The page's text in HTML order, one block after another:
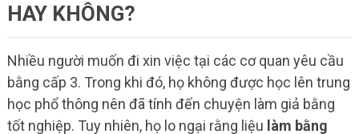
HAY KHÔNG?
Nhiều người muốn đi xin việc tại các cơ quan yêu cầu
bằng cấp 3. Trong khi đó, họ không được học lên trung
học phổ thông nên đã tính đến chuyện làm giả bằng
tốt nghiệp. Tuy nhiên, họ lo ngại rằng liệu làm bằng